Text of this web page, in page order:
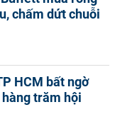
chấm dứt chuỗi
HCM bất ngờ
trăm hội